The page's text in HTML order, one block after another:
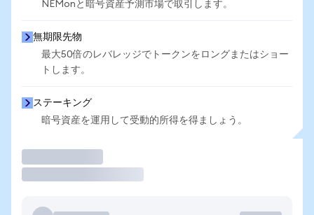
NEMonと暗号資産予測市場で取引します。
無期限先物
最大50倍のレバレッジでトークンをロングまたはショー
トします。
ステーキング
暗号資産を運用して受動的所得を得ましょう。